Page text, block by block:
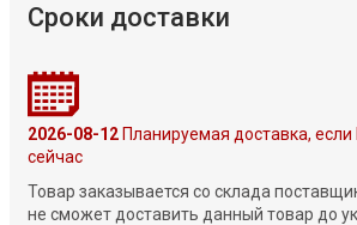
Сроки доставки
2026-08-12Планируемая доставка, если
сейчас
Товар заказывается со склада
не сможет доставить данный товар до